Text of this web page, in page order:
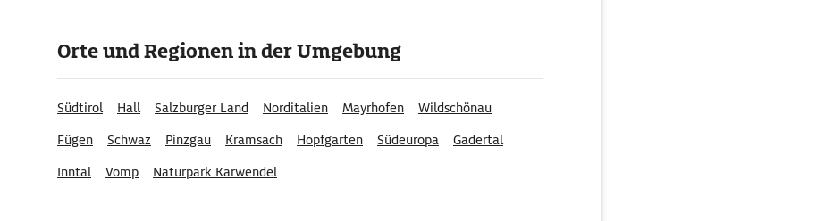
Orte und Regionen in der Umgebung
Südtirol Hall Salzburger Land Norditalien Mayrhofen
Wildschönau
Fügen
Schwaz Pinzgau Kramsach Hopfgarten Südeuropa
Gadertal
Inntal
Vomp Naturpark Karwendel